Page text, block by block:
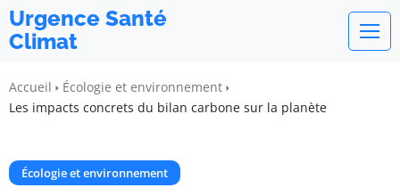
Urgence Santé
Climat
Accueil
Écologie et environnement
Les impacts concrets du bilan carbone sur la planète
Écologie et environnement